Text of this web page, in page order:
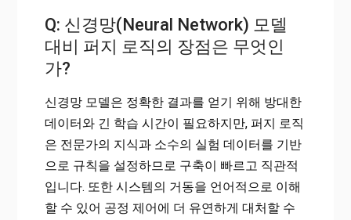
Q: 신경망(Neural Network) 모델
대비 퍼지 로직의 장점은 무엇인
가?
신경망 모델은 정확한 결과를 얻기 위해 방대한
데이터와 긴 학습 시간이 필요하지만, 퍼지 로직
은 전문가의 지식과 소수의 실험 데이터를 기반
으로 규칙을 설정하므로 구축이 빠르고 직관적
입니다. 또한 시스템의 거동을 언어적으로 이해
할 수 있어 공정 제어에 더 유연하게 대처할 수